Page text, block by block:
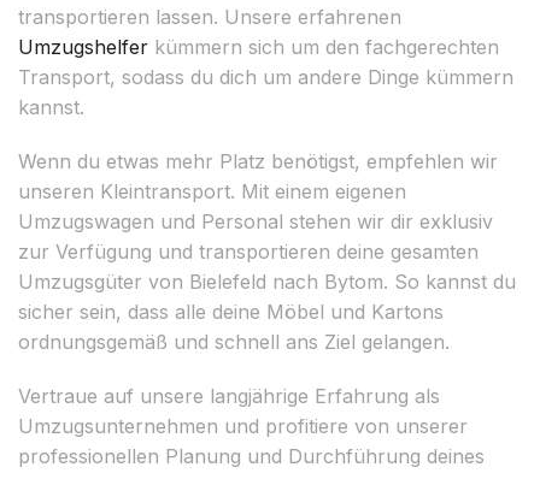
transportieren lassen. Unsere erfahrenen
Umzugshelfer kümmern sich um den fachgerechten
Transport, sodass du dich um andere Dinge kümmern
kannst.
Wenn du etwas mehr Platz benötigst, empfehlen wir
unseren Kleintransport. Mit einem eigenen
Umzugswagen und Personal stehen wir dir exklusiv
zur Verfügung und transportieren deine gesamten
Umzugsgüter von Bielefeld nach Bytom. So kannst du
sicher sein, dass alle deine Möbel und Kartons
ordnungsgemäß und schnell ans Ziel gelangen.
Vertraue auf unsere langjährige Erfahrung als
Umzugsunternehmen und profitiere von unserer
professionellen Planung und Durchführung deines